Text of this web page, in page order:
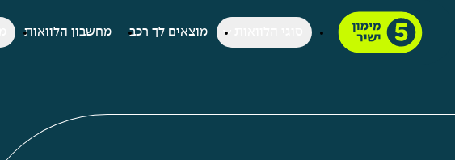
מוצאים לך רכב מחשבון הלוואות